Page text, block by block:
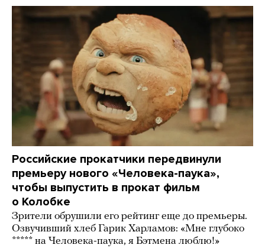
Российские прокатчики передвинули
премьеру нового «Человека-паука»,
чтобы выпустить в прокат фильм
о Колобке
Зрители обрушили его рейтинг еще до премьеры.
Озвучивший хлеб Гарик Харламов: «Мне глубоко
***** на Человека-паука, я Бэтмена люблю!»